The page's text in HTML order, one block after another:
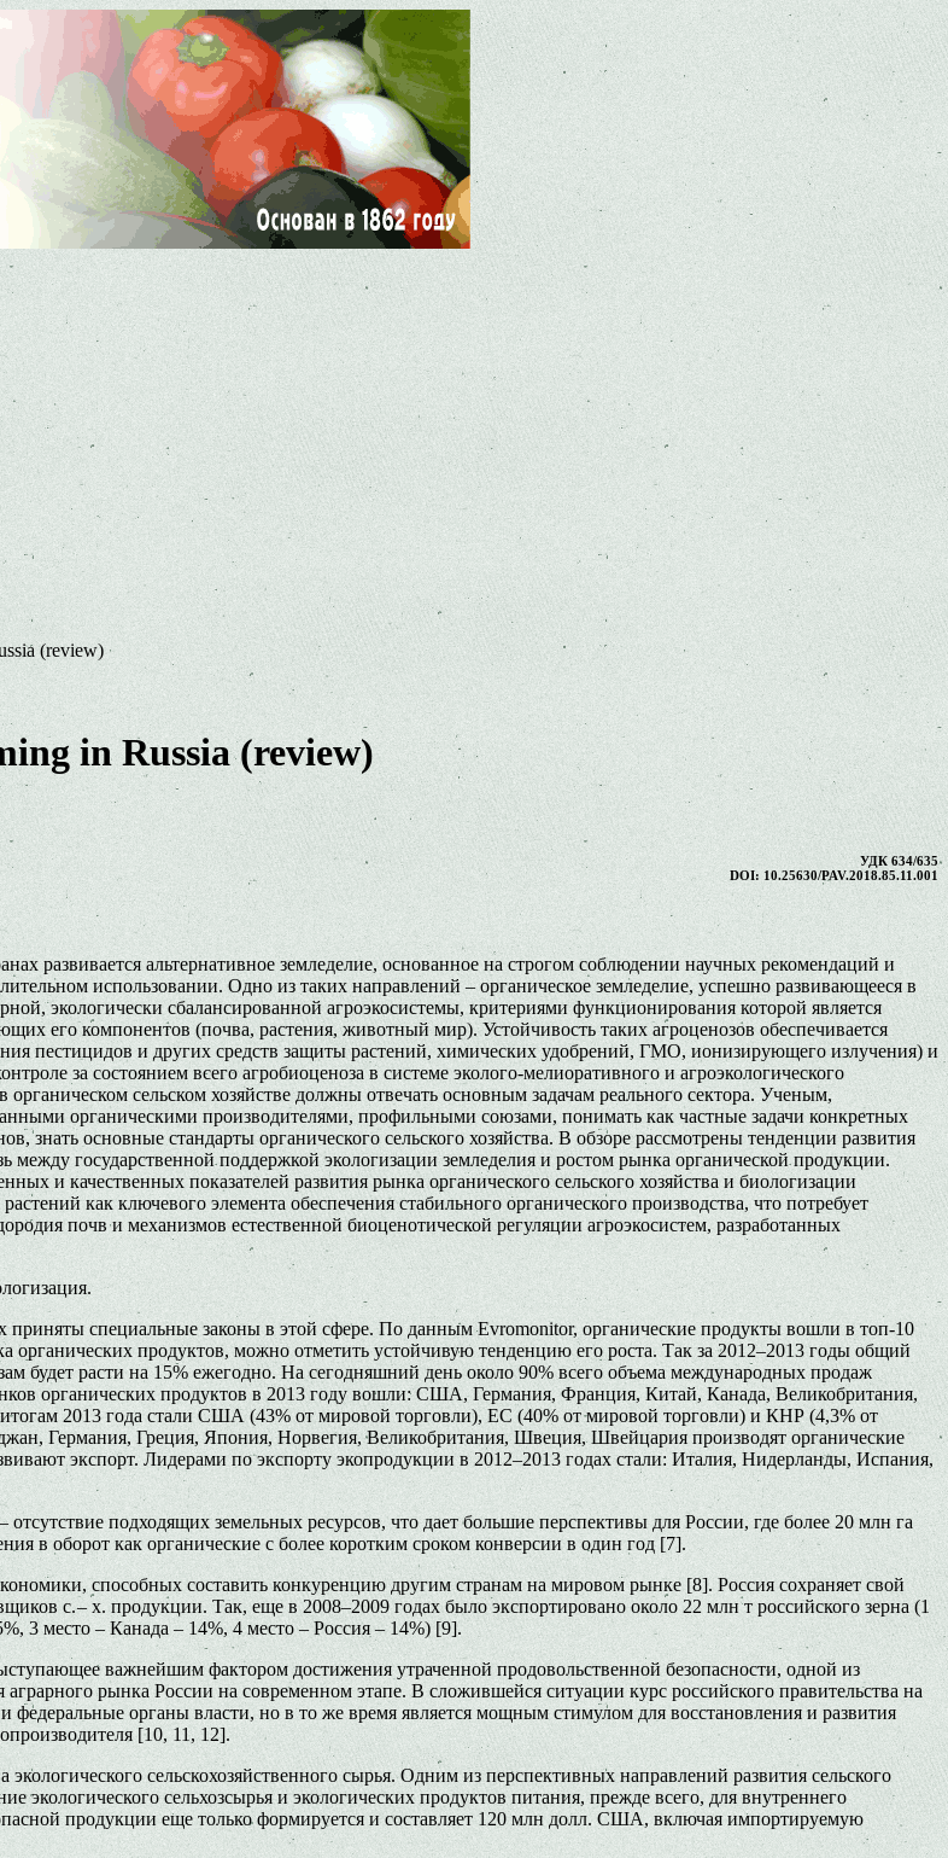
(review)
in Russia (review)
УДК 634/635
DOI: 10.25630/PAV.2018.85.11.001
развивается альтернативное земледелие, основанное на строгом соблюдении научных рекомендаций и
использовании. Одно из таких направлений – органическое земледелие, успешно развивающееся в
экологически сбалансированной агроэкосистемы, критериями функционирования которой является
его компонентов (почва, растения, животный мир). Устойчивость таких агроценозов обеспечивается
пестицидов и других средств защиты растений, химических удобрений, ГМО, ионизирующего излучения) и
за состоянием всего агробиоценоза в системе эколого-мелиоративного и агроэкологического
сельском хозяйстве должны отвечать основным задачам реального сектора. Ученым,
органическими производителями, профильными союзами, понимать как частные задачи конкретных
основные стандарты органического сельского хозяйства. В обзоре рассмотрены тенденции развития
государственной поддержкой экологизации земледелия и ростом рынка органической продукции.
и качественных показателей развития рынка органического сельского хозяйства и биологизации
как ключевого элемента обеспечения стабильного органического производства, что потребует
почв и механизмов естественной биоценотической регуляции агроэкосистем, разработанных
приняты специальные законы в этой сфере. По данным Evromonitor, органические продукты вошли в топ-10
продуктов, можно отметить устойчивую тенденцию его роста. Так за 2012–2013 годы общий
будет расти на 15% ежегодно. На сегодняшний день около 90% всего объема международных продаж
органических продуктов в 2013 году вошли: США, Германия, Франция, Китай, Канада, Великобритания,
2013 года стали США (43% от мировой торговли), ЕС (40% от мировой торговли) и КНР (4,3% от
Германия, Греция, Япония, Норвегия, Великобритания, Швеция, Швейцария производят органические
экспорт. Лидерами по экспорту экопродукции в 2012–2013 годах стали: Италия, Нидерланды, Испания,
подходящих земельных ресурсов, что дает большие перспективы для России, где более 20 млн га
в оборот как органические с более коротким сроком конверсии в один год [7].
способных составить конкуренцию другим странам на мировом рынке [8]. Россия сохраняет свой
с. – х. продукции. Так, еще в 2008–2009 годах было экспортировано около 22 млн т российского зерна (1
3 место – Канада – 14%, 4 место – Россия – 14%) [9].
важнейшим фактором достижения утраченной продовольственной безопасности, одной из
рынка России на современном этапе. В сложившейся ситуации курс российского правительства на
органы власти, но в то же время является мощным стимулом для восстановления и развития
[10, 11, 12].
сельскохозяйственного сырья. Одним из перспективных направлений развития сельского
сельхозсырья и экологических продуктов питания, прежде всего, для внутреннего
продукции еще только формируется и составляет 120 млн долл. США, включая импортируемую